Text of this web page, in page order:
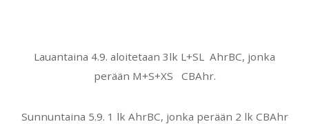
Lauantaina 4.9. aloitetaan 3lk L+SL AhrBC, jonka
perään M+S+XS CBAhr.
Sunnuntaina 5.9. 1 lk AhrBC, jonka perään 2 lk CBAhr